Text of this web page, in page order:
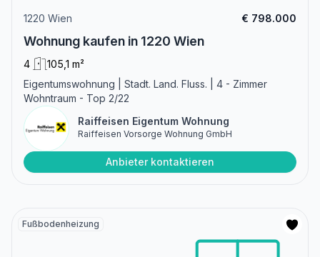
1220 Wien € 798.000
Wohnung kaufen in 1220 Wien
4
105,1 m²
Eigentumswohnung | Stadt. Land. Fluss. | 4 - Zimmer
Wohntraum - Top 2/22
Raiffeisen Eigentum Wohnung
Raiffeisen Vorsorge Wohnung GmbH
Anbieter kontaktieren
Fußbodenheizung